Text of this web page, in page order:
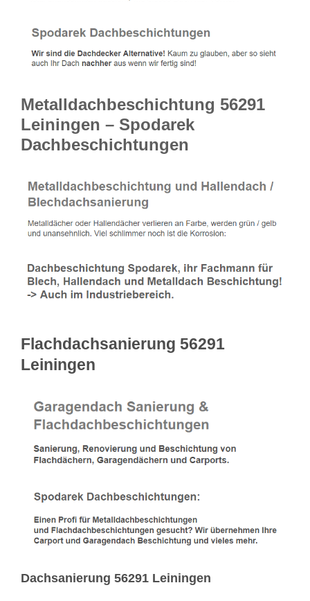
Metalldachbeschichtung 56291
Leiningen – Spodarek
Dachbeschichtungen
Flachdachsanierung 56291
Leiningen
Dachsanierung 56291 Leiningen